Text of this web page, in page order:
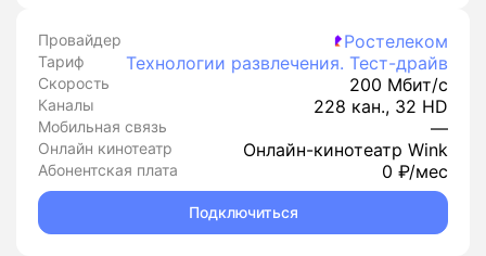
Провайдер Ростелеком
Тариф Технологии развлечения. Тест-драйв
Скорость 200 Мбит/с
Каналы 228 кан., 32 HD
Мобильная связь —
Онлайн кинотеатр Онлайн-кинотеатр Wink
Абонентская плата 0 ₽/мес
Подключиться